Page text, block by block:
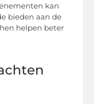
kan
bieden aan de
helpen beter